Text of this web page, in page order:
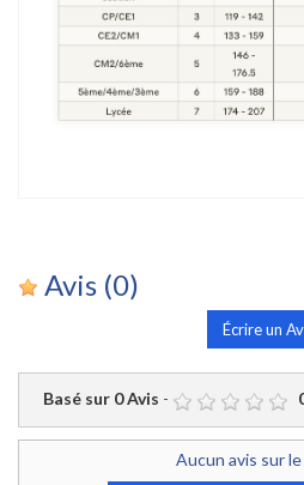
Avis (0)
Écrire un
Basé sur 0Avis -
Aucun avis sur